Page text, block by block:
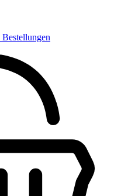
Bestellungen